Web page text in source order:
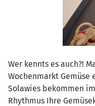
Wer kennts es auch?!
Wochenmarkt
Solawies bekommen
Rhythmus Ihre